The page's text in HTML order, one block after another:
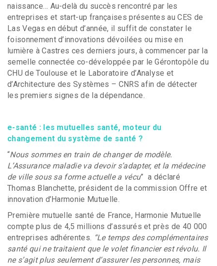
naissance… Au-delà du succès rencontré par les
entreprises et start-up françaises présentes au CES de
Las Vegas en début d’année, il suffit de constater le
foisonnement d’innovations dévoilées ou mise en
lumière à Castres ces derniers jours, à commencer par la
semelle connectée co-développée par le Gérontopôle du
CHU de Toulouse et le Laboratoire d’Analyse et
d’Architecture des Systèmes – CNRS afin de détecter
les premiers signes de la dépendance.
e-santé : les mutuelles santé, moteur du
changement du système de santé ?
“Nous sommes en train de changer de modèle.
L’Assurance maladie va devoir s’adapter, et la médecine
de ville sous sa forme actuelle a vécu” a déclaré
Thomas Blanchette, président de la commission Offre et
innovation d’Harmonie Mutuelle.
Première mutuelle santé de France, Harmonie Mutuelle
compte plus de 4,5 millions d’assurés et près de 40 000
entreprises adhérentes. “Le temps des complémentaires
santé qui ne traitaient que le volet financier est révolu. Il
ne s’agit plus seulement d’assurer les personnes, mais